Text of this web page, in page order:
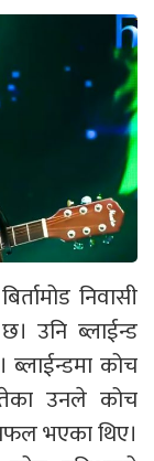
निवासी
उनि ब्लाईन्ड
ब्लाईन्डमा कोच
उनले कोच
भएका थिए।